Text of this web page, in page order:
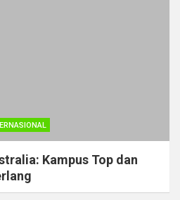
Kampus Top dan